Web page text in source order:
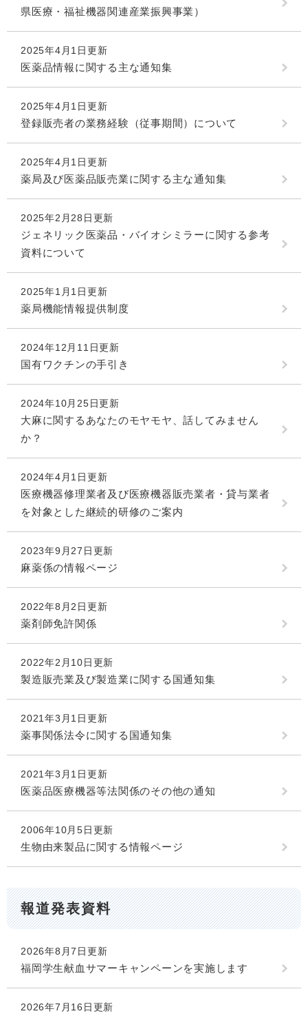
県医療・福祉機器関連産業振興事業）
2025年4月1日更新
医薬品情報に関する主な通知集
2025年4月1日更新
登録販売者の業務経験（従事期間）について
2025年4月1日更新
薬局及び医薬品販売業に関する主な通知集
2025年2月28日更新
ジェネリック医薬品・バイオシミラーに関する参考
資料について
2025年1月1日更新
薬局機能情報提供制度
2024年12月11日更新
国有ワクチンの手引き
2024年10月25日更新
大麻に関するあなたのモヤモヤ、話してみません
か？
2024年4月1日更新
医療機器修理業者及び医療機器販売業者・貸与業者
を対象とした継続的研修のご案内
2023年9月27日更新
麻薬係の情報ページ
2022年8月2日更新
薬剤師免許関係
2022年2月10日更新
製造販売業及び製造業に関する国通知集
2021年3月1日更新
薬事関係法令に関する国通知集
2021年3月1日更新
医薬品医療機器等法関係のその他の通知
2006年10月5日更新
生物由来製品に関する情報ページ
報道発表資料
2026年8月7日更新
福岡学生献血サマーキャンペーンを実施します
2026年7月16日更新